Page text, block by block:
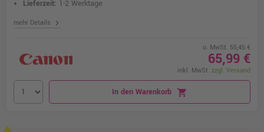
Lieferzeit: 1-2 Werktage
mehr Details chevron_right
o. MwSt. 55,45 €
65,99 €
inkl. MwSt. zzgl. Versand
In den Warenkorb shopping_cart